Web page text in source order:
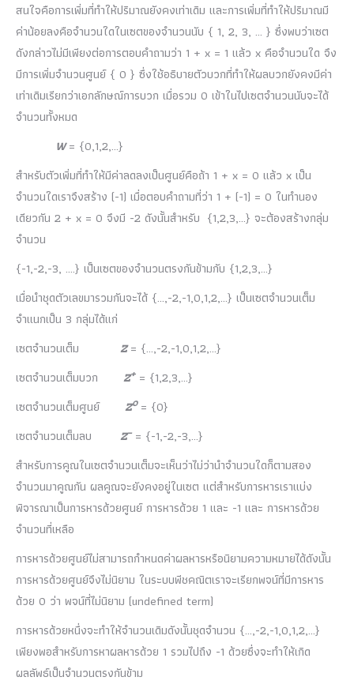
สนใจคือการเพิ่มที่ทำให้ปริมาณยังคงเท่าเดิม และการเพิ่มที่ทำให้ปริมาณมี
ค่าน้อยลงคือจำนวนใดในเซตของจำนวนนับ { 1, 2, 3, … } ซึ่งพบว่าเซต
ดังกล่าวไม่มีเพียงต่อการตอบคำถามว่า 1 + x = 1 แล้ว x คือจำนวนใด จึง
มีการเพิ่มจำนวนศูนย์ { 0 } ซึ่งใช้อธิบายตัวบวกที่ทำให้ผลบวกยังคงมีค่า
เท่าเดิมเรียกว่าเอกลักษณ์การบวก เมื่อรวม 0 เข้าในไปเซตจำนวนนับจะได้
จำนวนทั้งหมด
W= {0,1,2,…}
สำหรับตัวเพิ่มที่ทำให้มีค่าลดลงเป็นศูนย์คือถ้า 1 + x = 0 แล้ว x เป็น
จำนวนใดเราจึงสร้าง (-1) เมื่อตอบคำถามที่ว่า 1 + (-1) = 0 ในทำนอง
เดียวกัน 2 + x = 0 จึงมี -2 ดังนั้นสำหรับ {1,2,3,…} จะต้องสร้างกลุ่ม
จำนวน
{-1,-2,-3, ….} เป็นเซตของจำนวนตรงกันข้ามกับ {1,2,3,…}
เมื่อนำชุดตัวเลขมารวมกันจะได้ {…,-2,-1,0,1,2,…} เป็นเซตจำนวนเต็ม
จำแนกเป็น 3 กลุ่มได้แก่
เซตจำนวนเต็ม Z= {…,-2,-1,0,1,2,…}
เซตจำนวนเต็มบวก Z+ = {1,2,3,…}
เซตจำนวนเต็มศูนย์ Z0= {0}
เซตจำนวนเต็มลบ Z– = {-1,-2,-3,…}
สำหรับการคูณในเซตจำนวนเต็มจะเห็นว่าไม่ว่านำจำนวนใดก็ตามสอง
จำนวนมาคูณกัน ผลคูณจะยังคงอยู่ในเซต แต่สำหรับการหารเราแบ่ง
พิจารณาเป็นการหารด้วยศูนย์ การหารด้วย 1 และ -1 และ การหารด้วย
จำนวนที่เหลือ
การหารด้วยศูนย์ไม่สามารถกำหนดค่าผลหารหรือนิยามความหมายได้ดังนั้น
การหารด้วยศูนย์จึงไม่นิยาม ในระบบพีชคณิตเราจะเรียกพจน์ที่มีการหาร
ด้วย 0 ว่า พจน์ที่ไม่นิยาม (undefined term)
การหารด้วยหนึ่งจะทำให้จำนวนเดิมดังนั้นชุดจำนวน {…,-2,-1,0,1,2,…}
เพียงพอสำหรับการหาผลหารด้วย 1 รวมไปถึง -1 ด้วยซึ่งจะทำให้เกิด
ผลลัพธ์เป็นจำนวนตรงกันข้าม